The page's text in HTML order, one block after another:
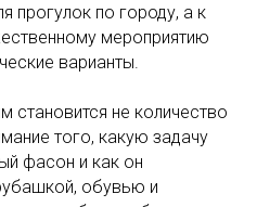
прогулок по городу, а к
мероприятию
варианты.
становится не количество
того, какую задачу
фасон и как он
обувью и